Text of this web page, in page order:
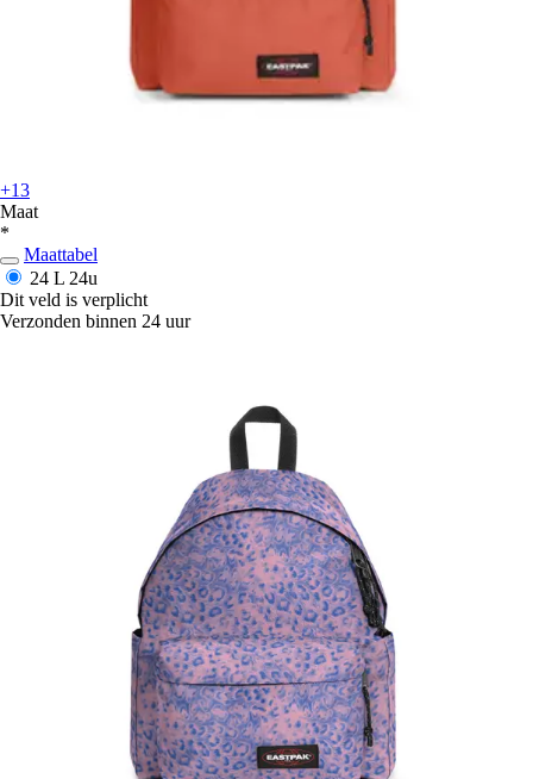
+13
Maat
*
Maattabel
24 L 24u
Dit veld is verplicht
Verzonden binnen 24 uur